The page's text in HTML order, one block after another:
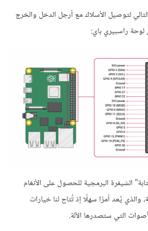
لتوصيل الأسلاك مع أرجل الدخل والخرج
الشيفرة البرمجية للحصول على الأنغام
والذي يُعد أمرًا سهلًا إذ تُتاح لنا خيارات
التي ستصدرها الآلة.